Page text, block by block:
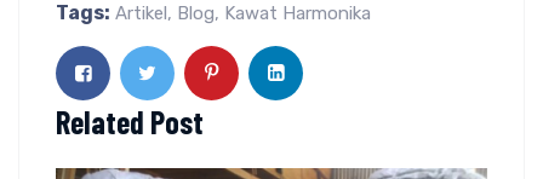
Tags: Artikel , Blog, Kawat Harmonika
Related Post